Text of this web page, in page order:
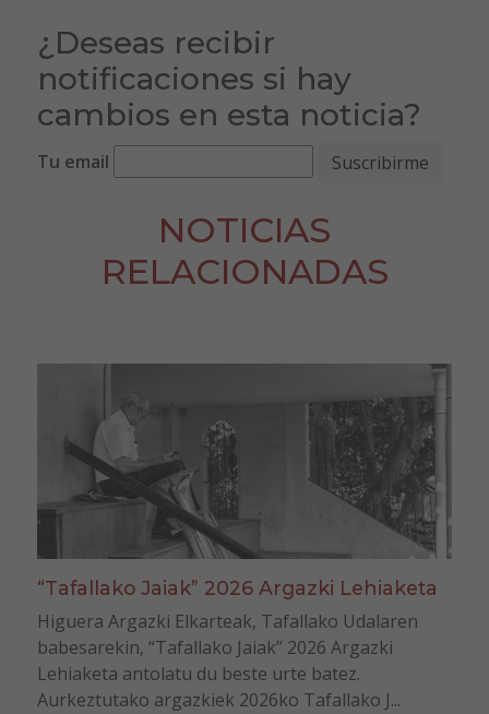
¿Deseas recibir
notificaciones si hay
cambios en esta noticia?
Tu email
NOTICIAS
RELACIONADAS
“Tafallako Jaiak” 2026 Argazki Lehiaketa
Higuera Argazki Elkarteak, Tafallako Udalaren
babesarekin, “Tafallako Jaiak” 2026 Argazki
Lehiaketa antolatu du beste urte batez.
Aurkeztutako argazkiek 2026ko Tafallako J...